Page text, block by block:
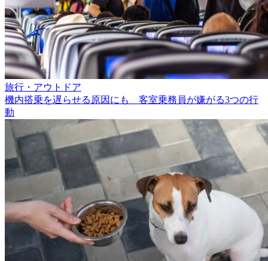
旅行・アウトドア
機内搭乗を遅らせる原因にも 客室乗務員が嫌がる3つの行
動